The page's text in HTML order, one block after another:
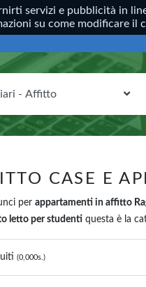
servizi e pubblicità in
su come modificare il
CASE E
per appartamenti in affitto
letto per studenti questa è la
(0,000s.)